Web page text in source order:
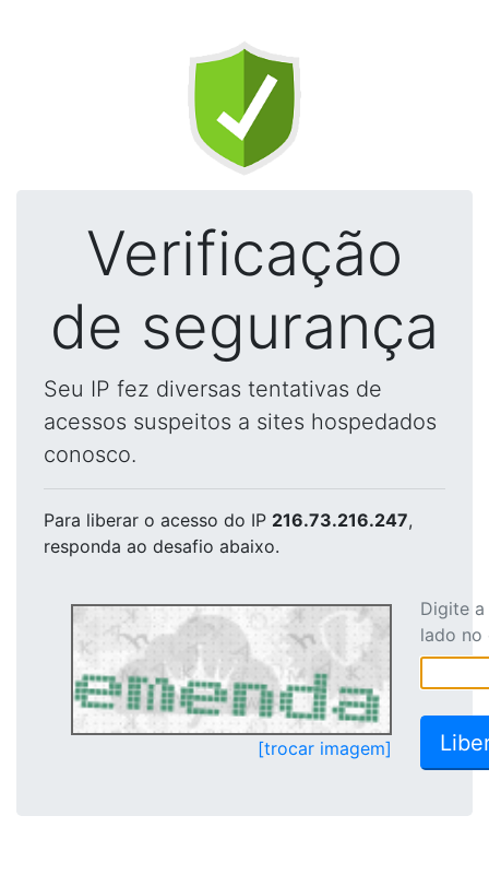
Verificação
de segurança
Seu IP fez diversas tentativas de
acessos suspeitos a sites hospedados
conosco.
Para liberar o acesso do IP 216.73.216.247,
responda ao desafio abaixo.
[trocar imagem]
Digite
lado no